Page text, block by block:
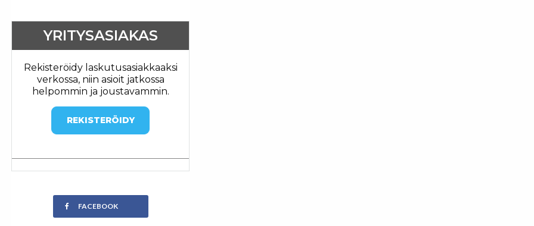
YRITYSASIAKAS
Rekisteröidy laskutusasiakkaaksi
verkossa, niin asioit jatkossa
helpommin ja joustavammin.
REKISTERÖIDY
FACEBOOK